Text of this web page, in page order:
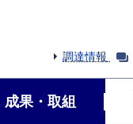
調達情報
成果・取組